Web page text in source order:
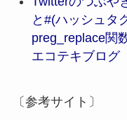
と#(ハッシュタ
preg_replace関
エコテキブログ
〔参考サイト〕